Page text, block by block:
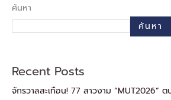
ค้นหา
ค้นหา
Recent Posts
จักรวาลสะเทือน! 77 สาวงาม “MUT2026” ต